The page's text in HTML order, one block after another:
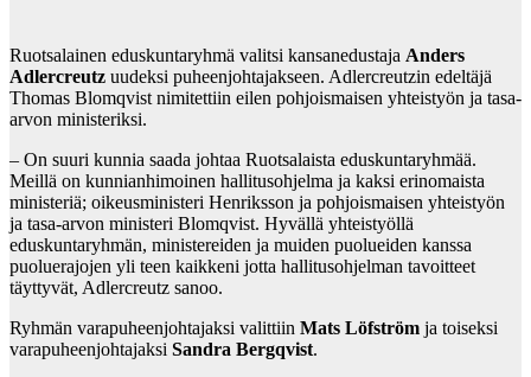
Ruotsalainen eduskuntaryhmä valitsi kansanedustaja Anders
Adlercreutz uudeksi puheenjohtajakseen. Adlercreutzin edeltäjä
Thomas Blomqvist nimitettiin eilen pohjoismaisen yhteistyön ja tasa-
arvon ministeriksi.
– On suuri kunnia saada johtaa Ruotsalaista eduskuntaryhmää.
Meillä on kunnianhimoinen hallitusohjelma ja kaksi erinomaista
ministeriä; oikeusministeri Henriksson ja pohjoismaisen yhteistyön
ja tasa-arvon ministeri Blomqvist. Hyvällä yhteistyöllä
eduskuntaryhmän, ministereiden ja muiden puolueiden kanssa
puoluerajojen yli teen kaikkeni jotta hallitusohjelman tavoitteet
täyttyvät, Adlercreutz sanoo.
Ryhmän varapuheenjohtajaksi valittiin Mats Löfström ja toiseksi
varapuheenjohtajaksi Sandra Bergqvist.